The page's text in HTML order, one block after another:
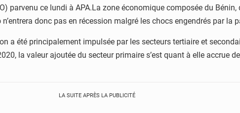
parvenu ce lundi à APA.La zone économique composée du
donc pas en récession malgré les chocs engendrés par la
a été principalement impulsée par les secteurs tertiaire et
la valeur ajoutée du secteur primaire s’est quant à elle accrue
LA SUITE APRÈS LA PUBLICITÉ